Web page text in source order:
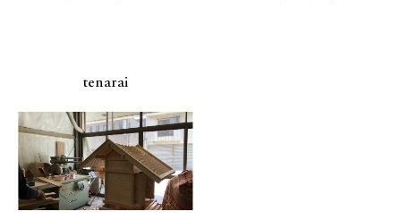
tenarai